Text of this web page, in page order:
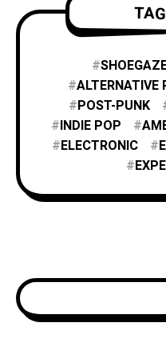
ALTERNATIVE
POST-PUNK
INDIE POP
ELECTRONIC